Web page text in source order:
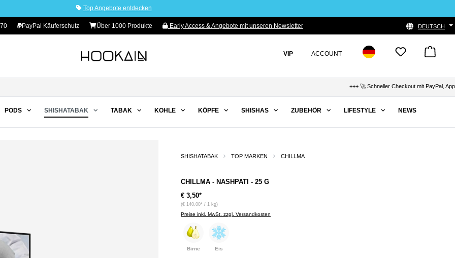
Top Angebote entdecken
PayPal Käuferschutz Über 1000 Produkte Early Access & Angebote mit unseren Newsletter DEUTSCH
VIP ACCOUNT
+++ 🚀 Schneller Checkout mit PayPal, Apple Pay
PODS SHISHATABAK TABAK KOHLE KÖPFE SHISHAS ZUBEHÖR LIFESTYLE NEWS
SHISHATABAK TOP MARKEN CHILLMA
CHILLMA - NASHPATI - 25 G
€ 3,50*
(€ 140,00* / 1 kg)
Preise inkl. MwSt. zzgl. Versandkosten
Birne Eis